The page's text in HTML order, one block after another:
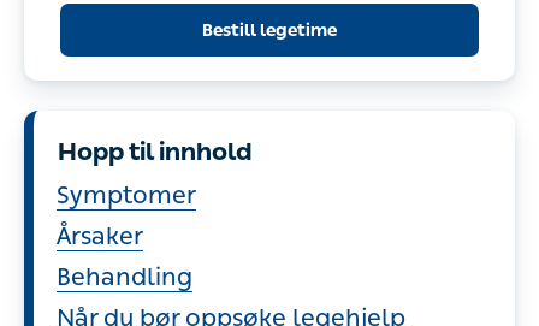
Bestill legetime
Hopp til innhold
Symptomer
Årsaker
Behandling